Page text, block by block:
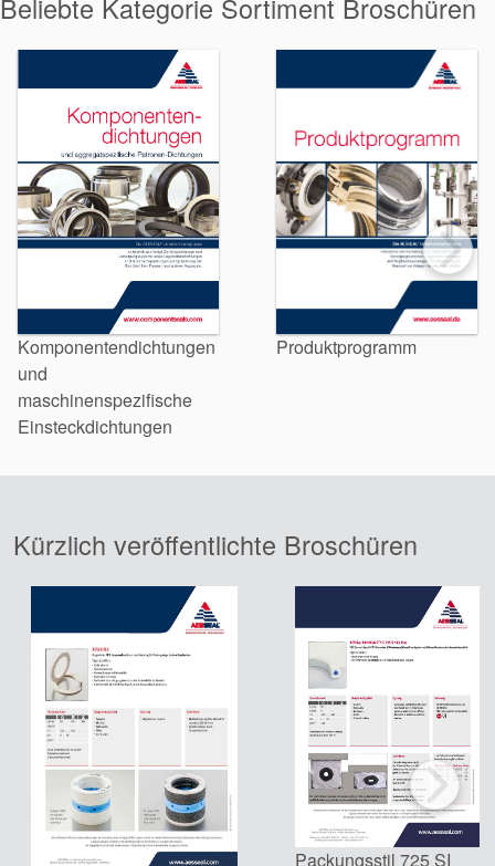
Zertifizierungen und
Standards
Standorte
Neuigkeiten
Komponentendichtungen
und
maschinenspezifische
Einsteckdichtungen
Produktprogramm
Kürzlich veröffentlichte Broschüren
Packungsstil 725 SI